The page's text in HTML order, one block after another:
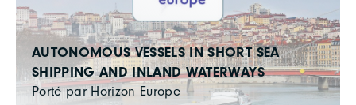
AUTONOMOUS VESSELS IN SHORT SEA
SHIPPING AND INLAND WATERWAYS
Porté par Horizon Europe